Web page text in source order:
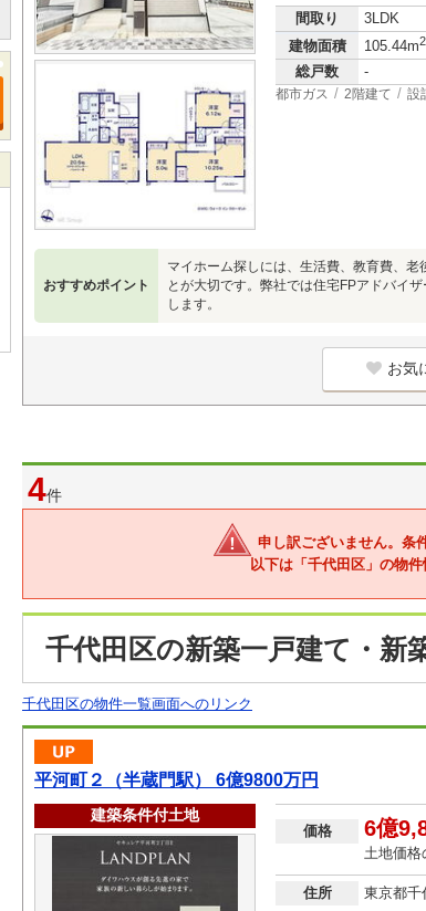
間取り
3LDK
建物面積
105.44m2
総戸数 -
都市ガス 2階建て 設
おすすめポイント
マイホーム探しには、生活費、教育費、
とが大切です。弊社では住宅FPアドバイ
します。
お気
4件
申し訳ございません。条
以下は「千代田区」の物件
千代田区の新築一戸建て・新
千代田区の物件一覧画面へのリンク
平河町２（半蔵門駅） 6億9800万円
建築条件付土地
価格 6億
土地価格
住所 東京都千